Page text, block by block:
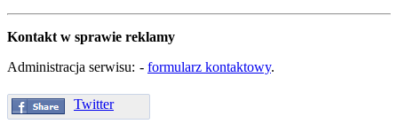
Kontakt w sprawie reklamy
Administracja serwisu: - formularz kontaktowy.
Twitter